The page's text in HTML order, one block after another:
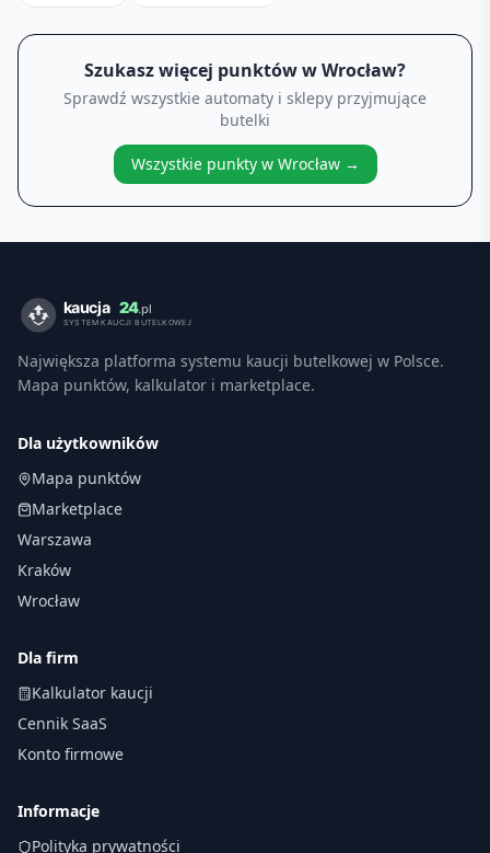
Szukasz więcej punktów wWrocław?
Sprawdź wszystkie automaty i sklepy przyjmujące
butelki
Wszystkie punkty w Wrocław→
Największa platforma systemu kaucji butelkowej w Polsce.
Mapa punktów, kalkulator i marketplace.
Dla użytkowników
Mapa punktów
Marketplace
Warszawa
Kraków
Wrocław
Dla firm
Kalkulator kaucji
Cennik SaaS
Konto firmowe
Informacje
Polityka prywatności